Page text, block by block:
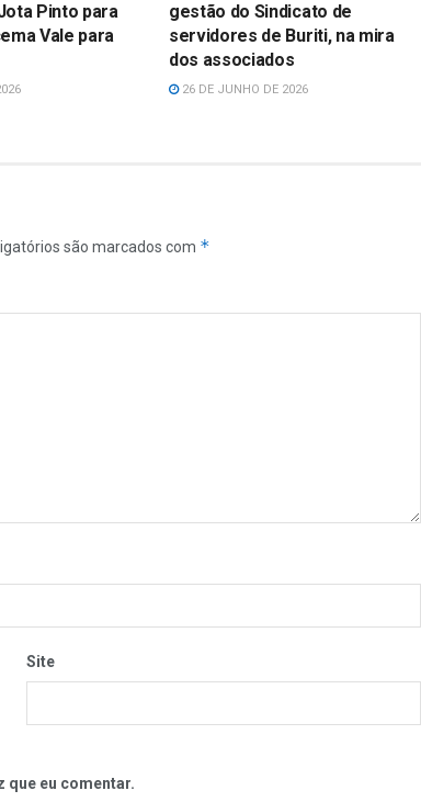
Pinto para
Vale para
gestão do Sindicato de
servidores de Buriti, na mira
dos associados
26 DE JUNHO DE 2026
são marcados com *
Site
que eu comentar.